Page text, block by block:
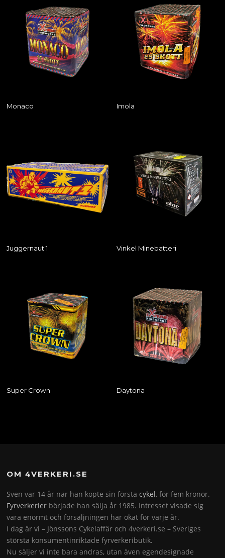
Monaco Imola
Juggernaut 1 Vinkel Minebatteri
Super Crown Daytona
OM 4VERKERI.SE
Sven var 14 år när han köpte sin förstacykel, för fem kronor.
Fyrverkerier började han sälja år 1985. Intresset visade sig
vara enormt och försäljningen har ökat för varje år.
I dag är vi – Jönssons Cykelaffär och 4verkeri.se – Sveriges
största konsumentinriktade fyrverkeributik.
Nu säljer vi inte bara andras, utan även egendesignade